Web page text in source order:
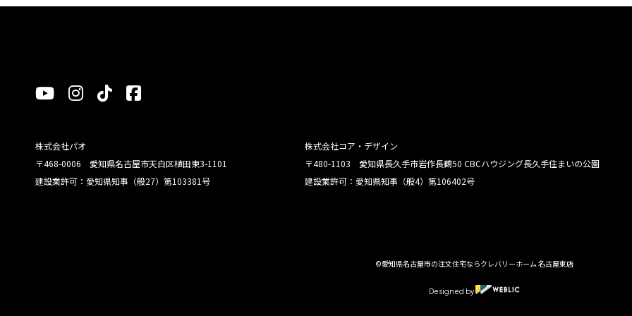
株式会社パオ
〒468-0006 愛知県名古屋市天白区植田東3-1101
建設業許可：愛知県知事（般27）第103381号
株式会社コア・デザイン
〒480-1103 愛知県長久手市岩作長鶴50 CBCハウジング長久手住まいの公園
建設業許可：愛知県知事（般4）第106402号
©愛知県名古屋市の注文住宅ならクレバリーホーム 名古屋東店
Designed by